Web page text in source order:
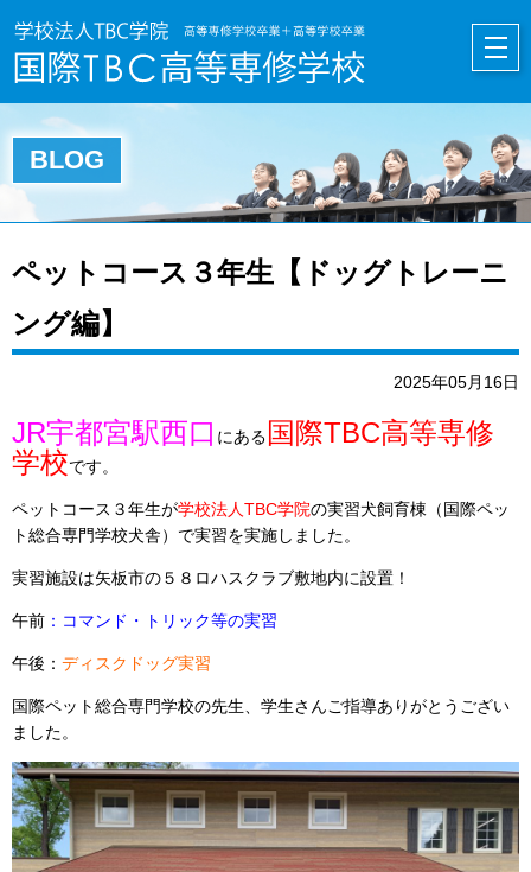
BLOG
ペットコース３年生【ドッグトレーニ
ング編】
2025年05月16日
JR宇都宮駅西口 にある国際TBC高等専修
学校です。
ペットコース３年生が学校法人TBC学院の実習犬飼育棟 （国際ペッ
ト総合専門学校犬舎） で実習を実施しました。
実習施設は矢板市の５８ロハスクラブ敷地内に設置！
午前 ：コマンド・トリック等の実習
午後： ディスクドッグ実習
国際ペット総合専門学校の先生、学生さんご指導ありがとうござい
ました。